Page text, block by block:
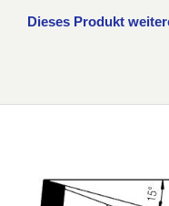
Dieses Produkt